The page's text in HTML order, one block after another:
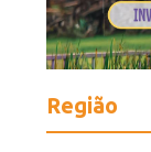
Região